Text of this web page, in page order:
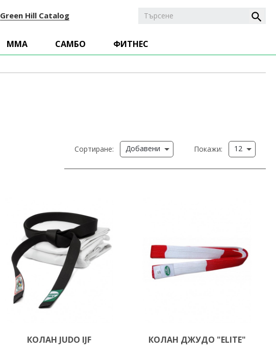
Green Hill Catalog
ММА САМБО ФИТНЕС
Сортиране: Добавени Покажи: 12
КОЛАН JUDO IJF КОЛАН ДЖУДО "ELITE"